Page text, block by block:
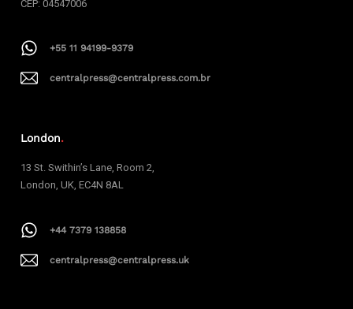
CEP: 04547006
+55 11 94199-9379
centralpress@centralpress.com.br
London.
13 St. Swithin’s Lane, Room 2,
London, UK, EC4N 8AL
+44 7379 138858
centralpress@centralpress.uk